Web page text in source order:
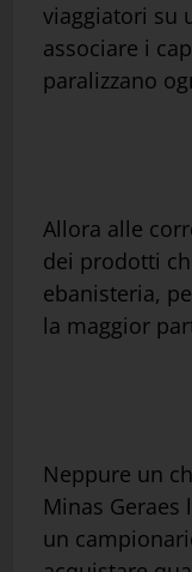
viaggiatori su
associare i
paralizzano
Allora alle
dei prodotti
ebanisteria,
la maggior
Neppure un
Minas
un